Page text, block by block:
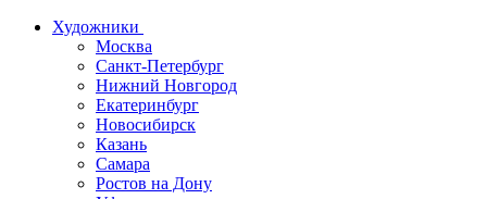
Художники
Москва
Санкт-Петербург
Нижний Новгород
Екатеринбург
Новосибирск
Казань
Самара
Ростов на Дону